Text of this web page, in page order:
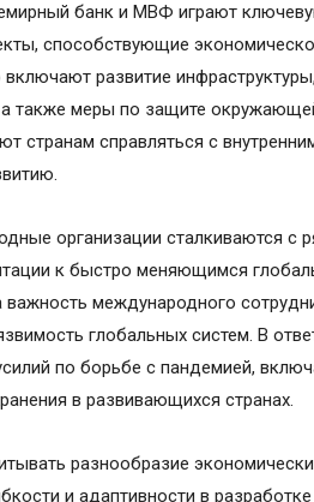
банк и МВФ играют
способствующие
развитие инфраструктуры,
а также меры по защите
странам справляться с
организации сталкиваются с
к быстро меняющимся
международного
глобальных систем. В
по борьбе с пандемией,
в развивающихся странах.
разнообразие
и адаптивности в разработке